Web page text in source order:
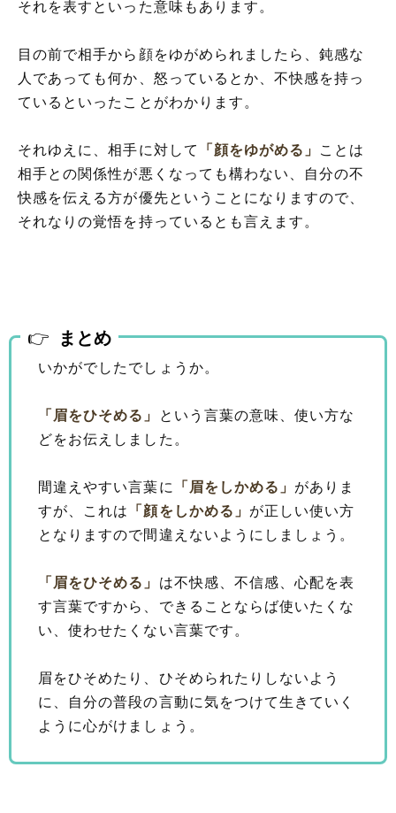
それを表すといった意味もあります。
目の前で相手から顔をゆがめられましたら、鈍感な
人であっても何か、怒っているとか、不快感を持っ
ているといったことがわかります。
それゆえに、相手に対して 「顔をゆがめる」 ことは
相手との関係性が悪くなっても構わない、自分の不
快感を伝える方が優先ということになりますので、
それなりの覚悟を持っているとも言えます。
まとめ
いかがでしたでしょうか。
「眉をひそめる」
という言葉の意味、使い方な
どをお伝えしました。
間違えやすい言葉に 「眉をしかめる」 がありま
すが、これは
「顔をしかめる」 が正しい使い方
となりますので間違えないようにしましょう。
「眉をひそめる」 は不快感、不信感、心配を表
す言葉ですから、できることならば使いたくな
い、使わせたくない言葉です。
眉をひそめたり、ひそめられたりしないよう
に、自分の普段の言動に気をつけて生きていく
ように心がけましょう。